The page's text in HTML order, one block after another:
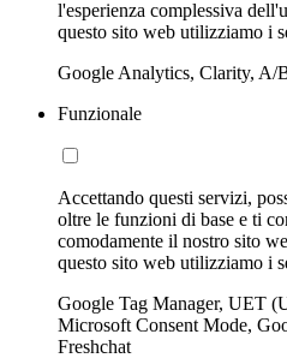
l'esperienza complessiva
questo sito web utilizziamo i
Google Analytics, Clarity, A/
Funzionale
Accettando questi servizi,
oltre le funzioni di base e ti
comodamente il nostro sito
questo sito web utilizziamo i
Google Tag Manager, UET
Microsoft Consent Mode,
Freshchat